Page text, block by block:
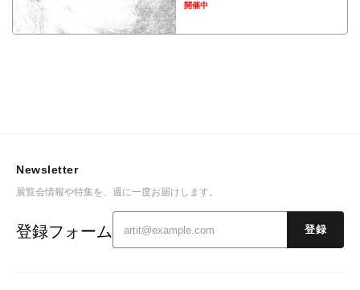
開催中
Newsletter
展覧会情報や特集を、週に一度お届けします。
登録フォーム 登録